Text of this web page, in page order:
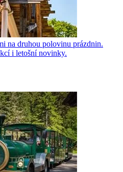
na druhou polovinu prázdnin.
i letošní novinky.